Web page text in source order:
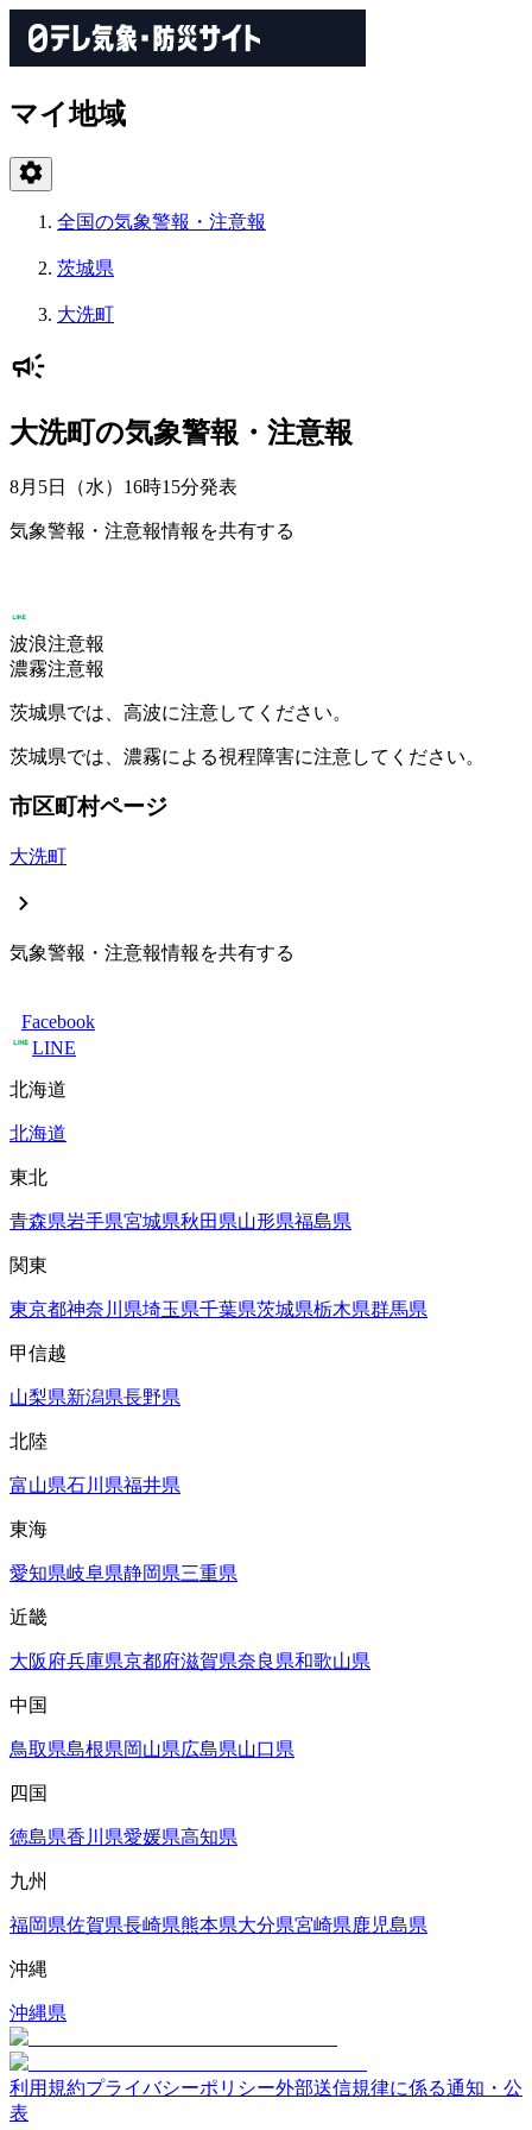
マイ地域
全国の気象警報・注意報
茨城県
大洗町
大洗町の気象警報・注意報
8月5日（水）16時15分発表
気象警報・注意報情報を共有する
波浪注意報
濃霧注意報
茨城県では、高波に注意してください。
茨城県では、濃霧による視程障害に注意してください。
市区町村ページ
大洗町
気象警報・注意報情報を共有する
Facebook
LINE
北海道
北海道
東北
青森県岩手県宮城県秋田県山形県福島県
関東
東京都神奈川県埼玉県千葉県茨城県栃木県群馬県
甲信越
山梨県新潟県長野県
北陸
富山県石川県福井県
東海
愛知県岐阜県静岡県三重県
近畿
大阪府兵庫県京都府滋賀県奈良県和歌山県
中国
鳥取県島根県岡山県広島県山口県
四国
徳島県香川県愛媛県高知県
九州
福岡県佐賀県長崎県熊本県大分県宮崎県鹿児島県
沖縄
沖縄県
利用規約プライバシーポリシー外部送信規律に係る通知・公
表